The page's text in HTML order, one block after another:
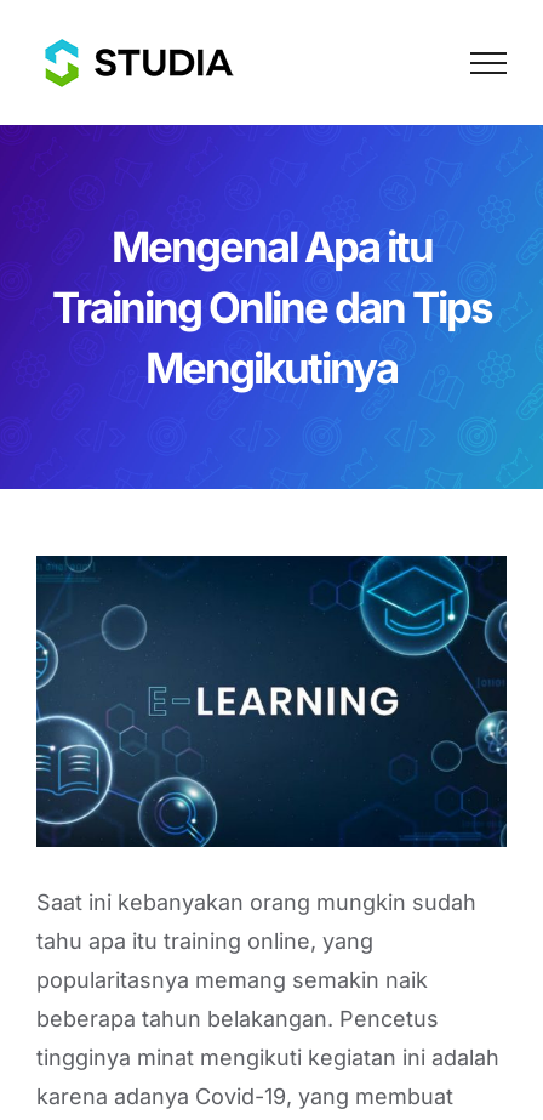
content
Mengenal Apa itu
Training Online dan Tips
Mengikutinya
View
Larger
Image
Saat ini kebanyakan orang mungkin sudah
tahu apa itu training online, yang
popularitasnya memang semakin naik
beberapa tahun belakangan. Pencetus
tingginya minat mengikuti kegiatan ini adalah
karena adanya Covid-19, yang membuat